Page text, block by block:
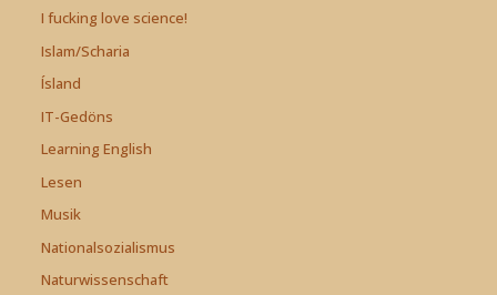
I fucking love science!
Islam/Scharia
Ísland
IT-Gedöns
Learning English
Lesen
Musik
Nationalsozialismus
Naturwissenschaft